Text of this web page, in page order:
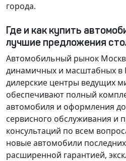
города.
Где и как купить
лучшие предложения
Автомобильный рынок
динамичных и масштабных
дилерские центры ведущих
обеспечивают полный
автомобиля и оформления
сервисного обслуживания и
консультаций по всем
новые автомобили
расширенной гарантией,